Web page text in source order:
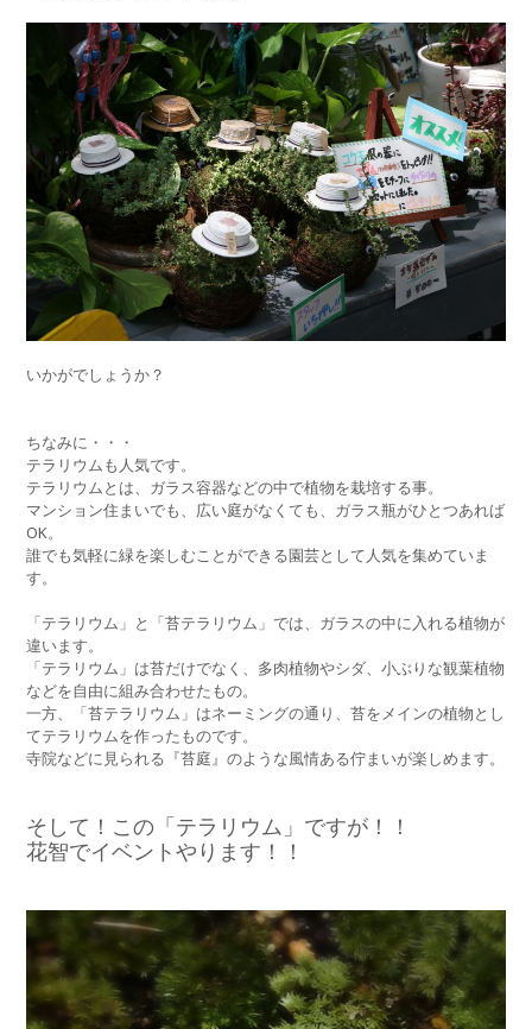
いかがでしょうか？
ちなみに・・・
テラリウムも人気です。
テラリウムとは、ガラス容器などの中で植物を栽培する事。
マンション住まいでも、広い庭がなくても、ガラス瓶がひとつあれば
OK。
誰でも気軽に緑を楽しむことができる園芸として人気を集めていま
す。
「テラリウム」と「苔テラリウム」では、ガラスの中に入れる植物が
違います。
「テラリウム」は苔だけでなく、多肉植物やシダ、小ぶりな観葉植物
などを自由に組み合わせたもの。
一方、「苔テラリウム」はネーミングの通り、苔をメインの植物とし
てテラリウムを作ったものです。
寺院などに見られる『苔庭』のような風情ある佇まいが楽しめます。
そして！この「テラリウム」ですが！！
花智でイベントやります！！